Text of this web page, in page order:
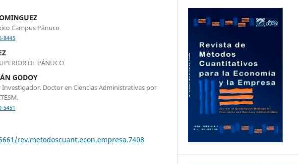
Campus Pánuco
8445
DE PÁNUCO
GODOY
Doctor en Ciencias Administrativas por
5451
rev.metodoscuant.econ.empresa.7408